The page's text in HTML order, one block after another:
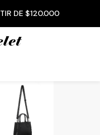
PARTIR DE $50.000